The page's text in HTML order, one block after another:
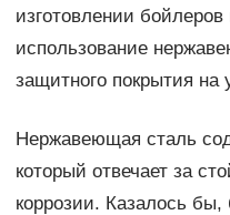
изготовлении
использование
защитного покрытия на
Нержавеющая сталь
который отвечает за
коррозии. Казалось бы,